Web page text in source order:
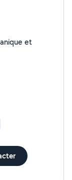
et